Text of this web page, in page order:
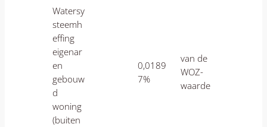
Watersy
steemh
effing
eigenar
en
gebouw
d
woning
(buiten
0,0189
7%
van de
WOZ-
waarde